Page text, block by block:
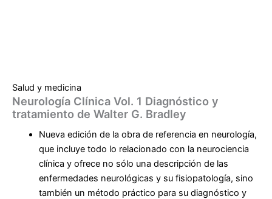
Salud y medicina
Neurología Clínica Vol. 1 Diagnóstico y
tratamiento de Walter G. Bradley
Nueva edición de la obra de referencia en neurología,
que incluye todo lo relacionado con la neurociencia
clínica y ofrece no sólo una descripción de las
enfermedades neurológicas y su fisiopatología, sino
también un método práctico para su diagnóstico y